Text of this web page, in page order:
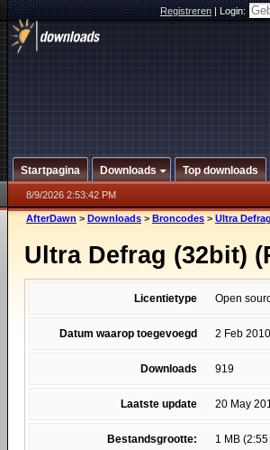
Registreren|Login:
Startpagina Downloads Top downloads
8/9/2026 2:53:42 PM
AfterDawn > Downloads > Broncodes > Ultra
Ultra Defrag (32bit)
Licentietype Open
Datum waarop toegevoegd 2 Feb 2010
Downloads 919
Laatste update 20 May
Bestandsgrootte: 1 MB